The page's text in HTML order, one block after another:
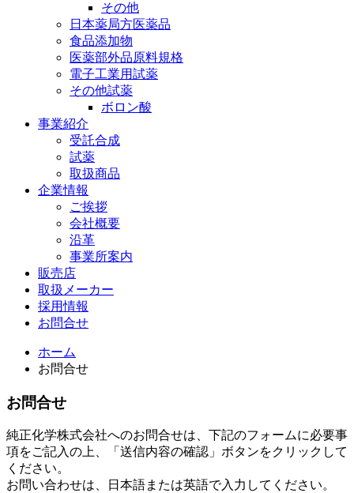
その他
日本薬局方医薬品
食品添加物
医薬部外品原料規格
電子工業用試薬
その他試薬
ボロン酸
事業紹介
受託合成
試薬
取扱商品
企業情報
ご挨拶
会社概要
沿革
事業所案内
販売店
取扱メーカー
採用情報
お問合せ
ホーム
お問合せ
お問合せ
純正化学株式会社へのお問合せは、下記のフォームに必要事
項をご記入の上、「送信内容の確認」ボタンをクリックして
ください。
お問い合わせは、日本語または英語で入力してください。